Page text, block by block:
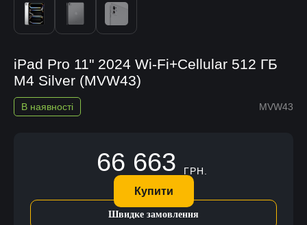
iPad Pro 11" 2024 Wi-Fi+Cellular 512 ГБ
M4 Silver (MVW43)
MVW43
В наявності
66 663 ГРН.
Купити
Швидке замовлення